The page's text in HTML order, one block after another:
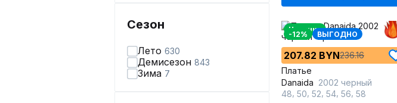
Сезон
Лето 630
Демисезон 843
Зима 7
Новинка
-12% ВЫГОДНО
207.82 BYN236.16
Платье
Danaida 2002 черный
48 50 52 54 56 58